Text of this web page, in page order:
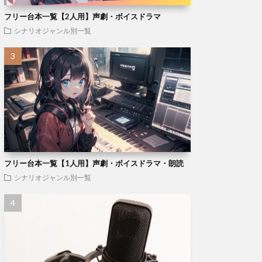
フリー台本一覧【2人用】声劇・ボイスドラマ
シナリオジャンル別一覧
フリー台本一覧【1人用】声劇・ボイスドラマ・朗読
シナリオジャンル別一覧